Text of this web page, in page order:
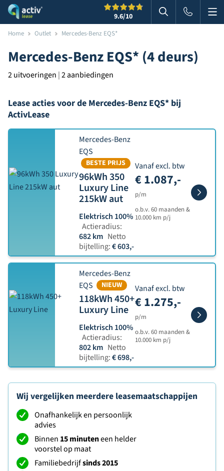
9.6/10 Zoeken in
Home Outlet Mercedes-Benz EQS*
Mercedes-Benz EQS* (4 deurs)
2 uitvoeringen |2 aanbiedingen
Lease acties voor de Mercedes-Benz EQS* bij
ActivLease
Mercedes-Benz
EQS
BESTE PRIJS
96kWh 350
Luxury Line
215kW aut
Elektrisch 100%
Actieradius:
682 km Netto
bijtelling:€ 603,-
Vanaf excl. btw
€ 1.087,-
p/m
o.b.v. 60 maanden &
10.000 km p/j
Mercedes-Benz
EQS
NIEUW
118kWh 450+
Luxury Line
Elektrisch 100%
Actieradius:
802 km Netto
bijtelling:€ 698,-
Vanaf excl. btw
€ 1.275,-
p/m
o.b.v. 60 maanden &
10.000 km p/j
Wij vergelijken meerdere leasemaatschappijen
Onafhankelijk en persoonlijk
advies
Binnen 15 minuteneen helder
voorstel op maat
Familiebedrijfsinds 2015